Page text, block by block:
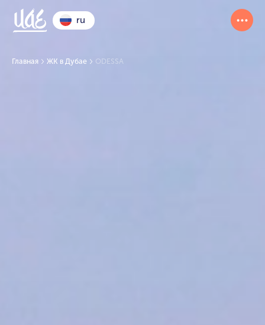
ru
Главная ЖК в Дубае ODESSA